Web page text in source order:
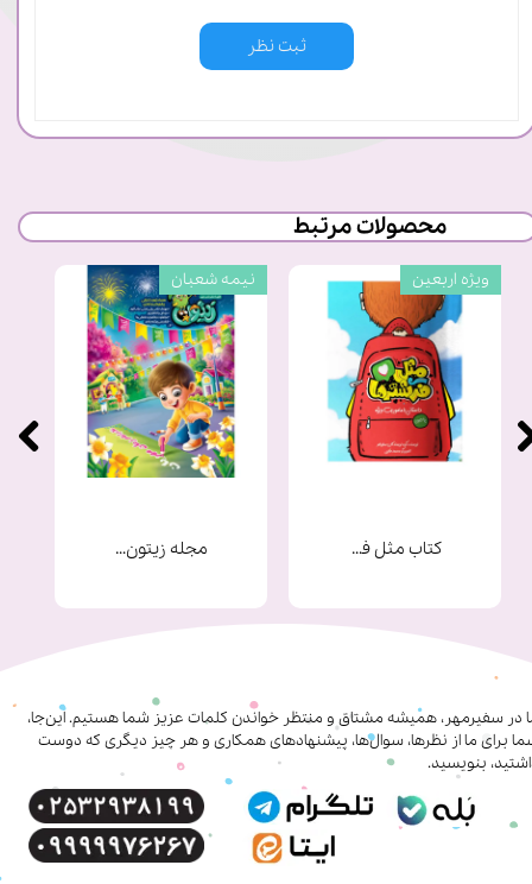
ثبت نظر
محصولات مرتبط
مجله زیتون شماره 9
نیمه شعبان
کتاب مثل فرشته ها
ویژه اربعین
در سفیرمهر، همیشه مشتاق و منتظر خواندن کلمات عزیز شما هستیم. این‌جا،
برای ما از نظرها، سوال‌ها، پیشنهادهای همکاری‌ و هر چیز دیگری که دوست
بنویسید.